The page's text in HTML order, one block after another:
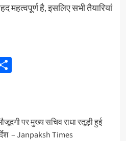
महत्वपूर्ण है, इसलिए सभी तैयारियां
Share
पर मुख्य सचिव राधा रतूड़ी हुई
– Janpaksh Times